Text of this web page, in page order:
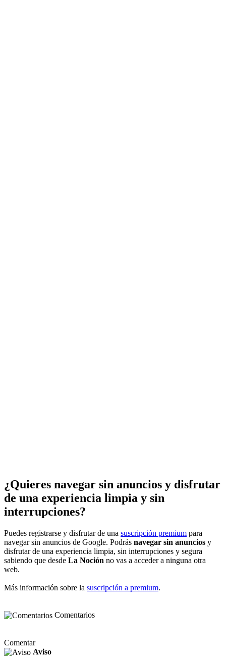
¿Quieres navegar sin anuncios y disfrutar
de una experiencia limpia y sin
interrupciones?
Puedes registrarse y disfrutar de una suscripción premium para
navegar sin anuncios de Google. Podrás navegar sin anuncios y
disfrutar de una experiencia limpia, sin interrupciones y segura
sabiendo que desde La Noción no vas a acceder a ninguna otra
web.
Más información sobre la suscripción a premium.
Comentarios
Comentar
Aviso